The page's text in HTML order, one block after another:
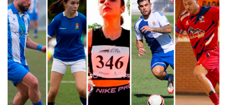
Canal Antifraude
Avisos legales
Política de Cookies